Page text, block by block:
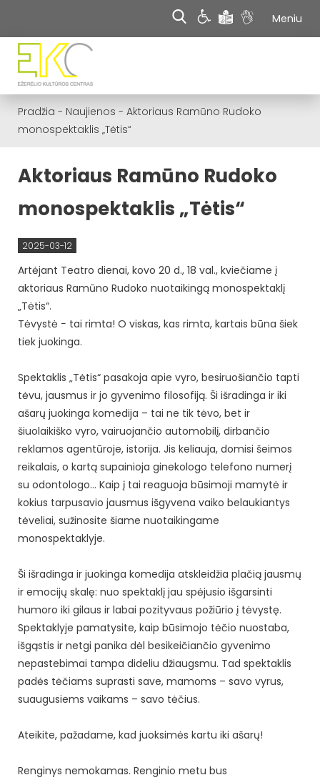
Meniu
Pradžia - Naujienos - Aktoriaus Ramūno Rudoko
monospektaklis „Tėtis“
Aktoriaus Ramūno Rudoko
monospektaklis „Tėtis“
2025-03-12
Artėjant Teatro dienai, kovo 20 d., 18 val., kviečiame į
aktoriaus Ramūno Rudoko nuotaikingą monospektaklį
„Tėtis“.
Tėvystė − tai rimta! O viskas, kas rimta, kartais būna šiek
tiek juokinga.
Spektaklis „Tėtis“ pasakoja apie vyro, besiruošiančio tapti
tėvu, jausmus ir jo gyvenimo filosofiją. Ši išradinga ir iki
ašarų juokinga komedija – tai ne tik tėvo, bet ir
šiuolaikiško vyro, vairuojančio automobilį, dirbančio
reklamos agentūroje, istorija. Jis keliauja, domisi šeimos
reikalais, o kartą supainioja ginekologo telefono numerį
su odontologo… Kaip į tai reaguoja būsimoji mamytė ir
kokius tarpusavio jausmus išgyvena vaiko belaukiantys
tėveliai, sužinosite šiame nuotaikingame
monospektaklyje.
Ši išradinga ir juokinga komedija atskleidžia plačią jausmų
ir emocijų skalę: nuo spektaklį jau spėjusio išgarsinti
humoro iki gilaus ir labai pozityvaus požiūrio į tėvystę.
Spektaklyje pamatysite, kaip būsimojo tėčio nuostaba,
išgąstis ir netgi panika dėl besikeičiančio gyvenimo
nepastebimai tampa dideliu džiaugsmu. Tad spektaklis
padės tėčiams suprasti save, mamoms – savo vyrus,
suaugusiems vaikams – savo tėčius.
Ateikite, pažadame, kad juoksimės kartu iki ašarų!
Renginys nemokamas. Renginio metu bus